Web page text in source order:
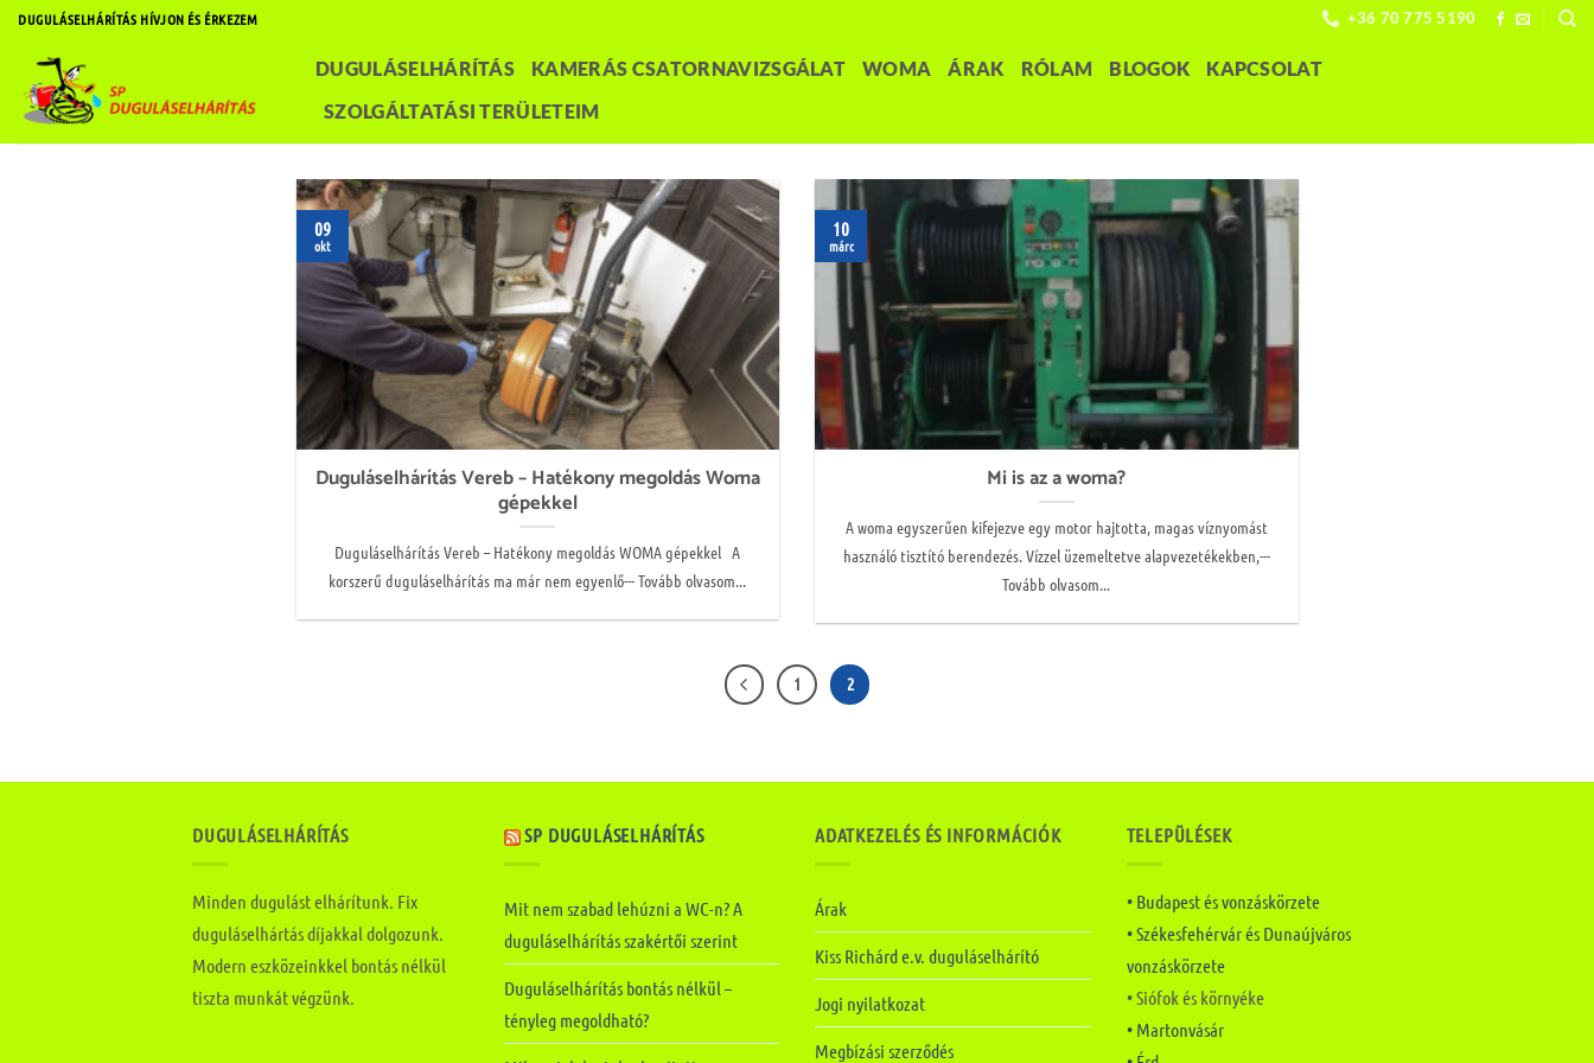
Skip
content
DUGULÁSELHÁRÍTÁS HÍVJON ÉS ÉRKEZEM +36 70 775 5190
DUGULÁSELHÁRÍTÁS KAMERÁS CSATORNAVIZSGÁLAT WOMA ÁRAK RÓLAM BLOGOK
KAPCSOLAT
SZOLGÁLTATÁSI TERÜLETEIM
Duguláselhárítás Vereb – Hatékony megoldás Woma
gépekkel
Duguláselhárítás Vereb – Hatékony megoldás WOMA gépekkel A
korszerű duguláselhárítás ma már nem egyenlő--- Tovább olvasom...
09
okt
Mi is az a woma?
A woma egyszerűen kifejezve egy motor hajtotta, magas víznyomást
használó tisztító berendezés. Vízzel üzemeltetve alapvezetékekben,---
Tovább olvasom...
10
márc
1 2
DUGULÁSELHÁRÍTÁS
Minden dugulást elhárítunk. Fix
duguláselhártás díjakkal dolgozunk.
Modern eszközeinkkel bontás nélkül
tiszta munkát végzünk.
SP DUGULÁSELHÁRÍTÁS
Mit nem szabad lehúzni a WC-n? A
duguláselhárítás szakértői szerint
Duguláselhárítás bontás nélkül –
tényleg megoldható?
ADATKEZELÉS ÉS INFORMÁCIÓK
Árak
Kiss Richárd e.v. duguláselhárító
Jogi nyilatkozat
Megbízási szerződés
TELEPÜLÉSEK
• Budapest és vonzáskörzete
• Székesfehérvár és Dunaújváros
vonzáskörzete
• Siófok és környéke
• Martonvásár